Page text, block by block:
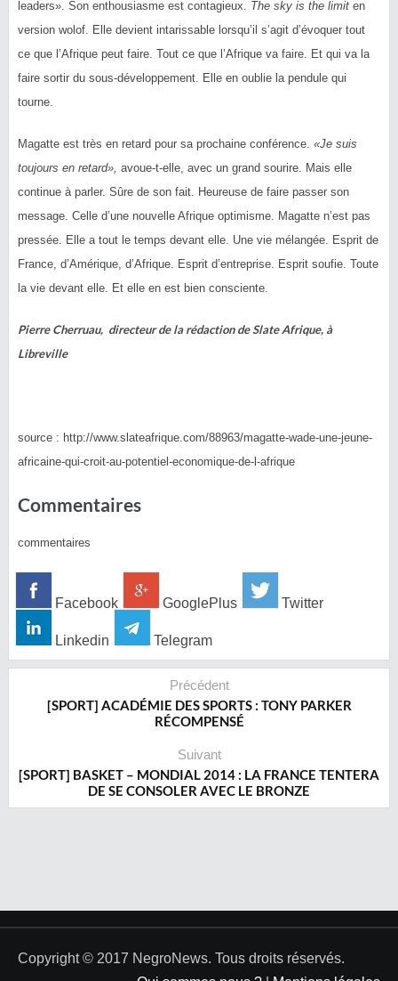
leaders». Son enthousiasme est contagieux. The sky is the limit en
version wolof. Elle devient intarissable lorsqu’il s’agit d’évoquer tout
ce que l’Afrique peut faire. Tout ce que l’Afrique va faire. Et qui va la
faire sortir du sous-développement. Elle en oublie la pendule qui
tourne.
Magatte est très en retard pour sa prochaine conférence. «Je suis
toujours en retard», avoue-t-elle, avec un grand sourire. Mais elle
continue à parler. Sûre de son fait. Heureuse de faire passer son
message. Celle d’une nouvelle Afrique optimisme. Magatte n’est pas
pressée. Elle a tout le temps devant elle. Une vie mélangée. Esprit de
France, d’Amérique, d’Afrique. Esprit d’entreprise. Esprit soufie. Toute
la vie devant elle. Et elle en est bien consciente.
Pierre Cherruau, directeur de la rédaction de Slate Afrique, à
Libreville
source : http://www.slateafrique.com/88963/magatte-wade-une-jeune-
africaine-qui-croit-au-potentiel-economique-de-l-afrique
Commentaires
commentaires
Facebook GooglePlus Twitter
Linkedin Telegram
Précédent
[SPORT] ACADÉMIE DES SPORTS : TONY PARKER
RÉCOMPENSÉ
Suivant
[SPORT] BASKET – MONDIAL 2014 : LA FRANCE TENTERA
DE SE CONSOLER AVEC LE BRONZE
Copyright © 2017 NegroNews. Tous droits réservés.